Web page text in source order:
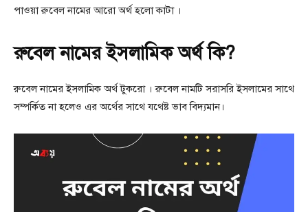
পাওয়া রুবেল নামের আরো অর্থ হলো কাটা ।
রুবেল নামের ইসলামিক অর্থ কি?
রুবেল নামের ইসলামিক অর্থ টুকরো । রুবেল নামটি সরাসরি ইসলামের সাথে
সম্পর্কিত না হলেও এর অর্থের সাথে যথেষ্ট ভাব বিদ্যমান।